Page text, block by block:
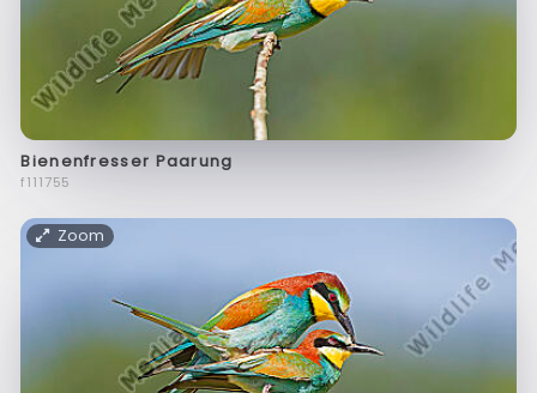
Bienenfresser Paarung
f111755
Zoom